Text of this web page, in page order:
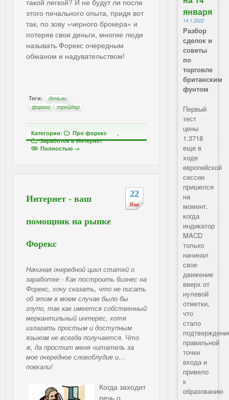
такой легкой? И не будут ли после
этого печального опыта, придя вот
так, по зову «черного брокера» и
потеряв свои деньги, многие люди
называть Форекс очередным
обманом и надувательством!
Теги:
деньги
форекс
трейдер
Категории: Про форекс
,
Заработок в Интернет
Полностью →
22
Янв
Интернет - ваш
помощник на рынке
Форекс
Начиная очередной цикл статей о
заработке - Как построить бизнес на
Форекс, хочу сказать, что не писать
об этом в моем случае было бы
глупо, так как имеется собственный
меркантильный интерес, хотя
излагать простым и доступным
языком не всегда получается. Что
ж, да простит меня читатель за
мое очередное словоблудие и…
поехали!
Когда заходит
речь о
января
14.1.2022
Разбор
сделок и
советы
по
торговле
британским
фунтом
Первый
тест
цены
1.3718
еще в
ходе
европейской
сессии
пришелся
на
момент,
когда
индикатор
MACD
только
начинал
свое
движение
вверх от
нулевой
отметки,
что
стало
правильной
точки
входа и
привело
к
образованию